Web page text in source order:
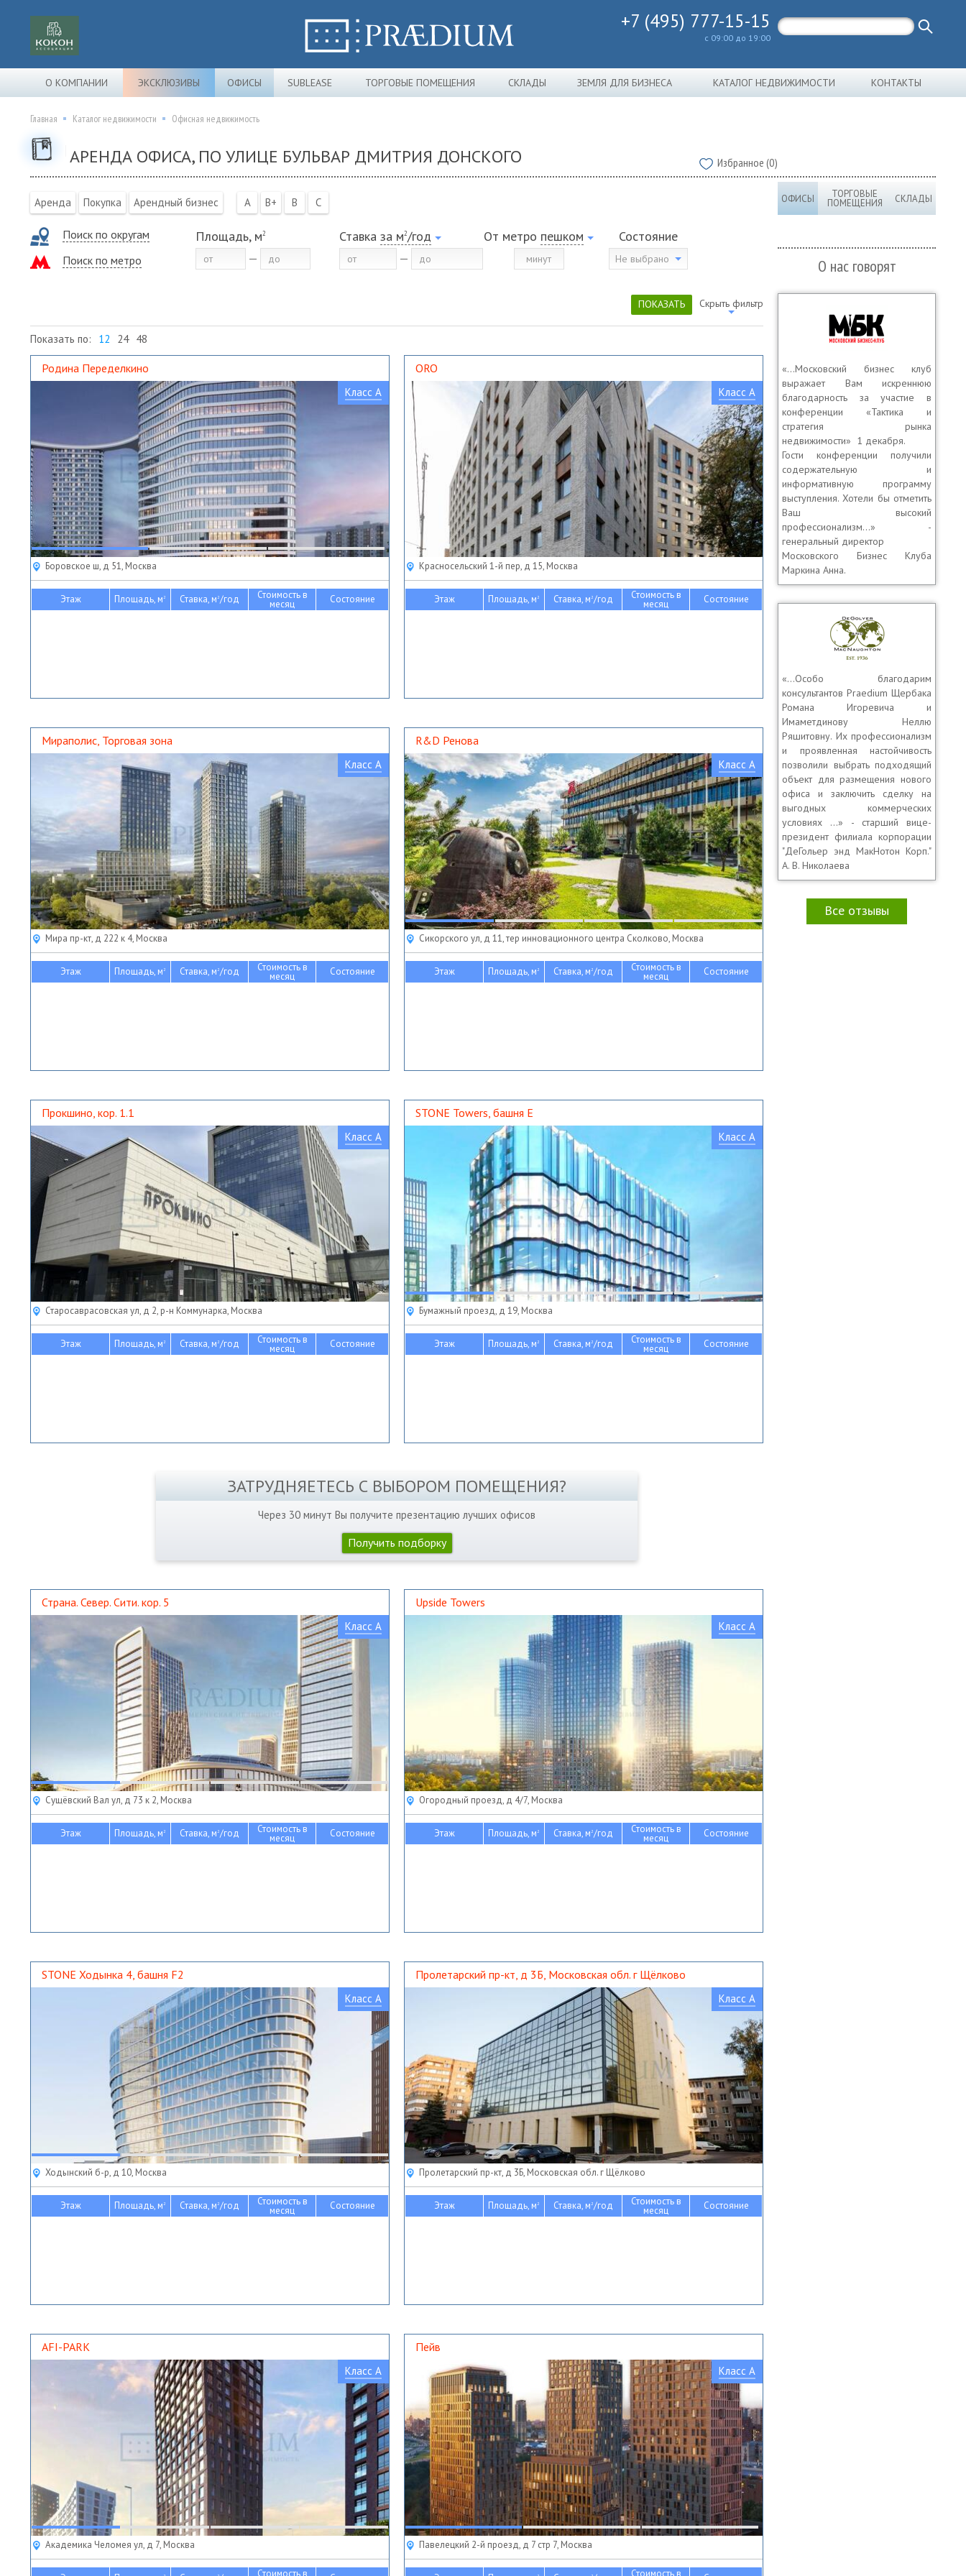
+7 (495) 777-15-15
с 09:00 до 19:00
О КОМПАНИИ ЭКСКЛЮЗИВЫ ОФИСЫ SUBLEASE ТОРГОВЫЕ ПОМЕЩЕНИЯ СКЛАДЫ ЗЕМЛЯ ДЛЯ БИЗНЕСА КАТАЛОГ НЕДВИЖИМОСТИ КОНТАКТЫ
Главная Каталог недвижимости Офисная недвижимость
АРЕНДА ОФИСА, ПО УЛИЦЕ БУЛЬВАР ДМИТРИЯ ДОНСКОГО Избранное (0)
Аренда Покупка Арендный бизнес A B+ B C
Поиск по округам
Поиск по метро
Площадь, м2 Ставка за м2/год От метро пешком Состояние
Не выбрано
ПОКАЗАТЬ Скрыть фильтр
Показать по: 12 24 48
Родина Переделкино
Класс A
Боровское ш, д 51, Москва
Этаж Площадь, м2 Ставка, м2/год Стоимость в
месяц Состояние
ORO
Класс A
Красносельский 1-й пер, д 15, Москва
Этаж Площадь, м2 Ставка, м2/год Стоимость в
месяц Состояние
Мираполис, Торговая зона
Класс A
Мира пр-кт, д 222 к 4, Москва
Этаж Площадь, м2 Ставка, м2/год Стоимость в
месяц Состояние
R&D Ренова
Класс A
Сикорского ул, д 11, тер инновационного центра Сколково, Москва
Этаж Площадь, м2 Ставка, м2/год Стоимость в
месяц Состояние
Прокшино, кор. 1.1
Класс A
Старосаврасовская ул, д 2, р-н Коммунарка, Москва
Этаж Площадь, м2 Ставка, м2/год Стоимость в
месяц Состояние
STONE Towers, башня Е
Класс A
Бумажный проезд, д 19, Москва
Этаж Площадь, м2 Ставка, м2/год Стоимость в
месяц Состояние
ЗАТРУДНЯЕТЕСЬ С ВЫБОРОМ ПОМЕЩЕНИЯ?
Через 30 минут Вы получите презентацию лучших офисов
Получить подборку
Страна. Север. Сити. кор. 5
Класс A
Сущёвский Вал ул, д 73 к 2, Москва
Этаж Площадь, м2 Ставка, м2/год Стоимость в
месяц Состояние
Upside Towers
Класс A
Огородный проезд, д 4/7, Москва
Этаж Площадь, м2 Ставка, м2/год Стоимость в
месяц Состояние
STONE Ходынка 4, башня F2
Класс A
Ходынский б-р, д 10, Москва
Этаж Площадь, м2 Ставка, м2/год Стоимость в
месяц Состояние
Пролетарский пр-кт, д 3Б, Московская обл. г Щёлково
Класс A
Пролетарский пр-кт, д 3Б, Московская обл. г Щёлково
Этаж Площадь, м2 Ставка, м2/год Стоимость в
месяц Состояние
AFI-PARK
Класс A
Академика Челомея ул, д 7, Москва
Стоимость в
Пейв
Класс A
Павелецкий 2-й проезд, д 7 стр 7, Москва
Стоимость в
ОФИСЫ ТОРГОВЫЕ
ПОМЕЩЕНИЯ СКЛАДЫ
О нас говорят
«…Московский бизнес клуб
выражает Вам искреннюю
благодарность за участие в
конференции «Тактика и
стратегия рынка
недвижимости» 1 декабря.
Гости конференции получили
содержательную и
информативную программу
выступления. Хотели бы отметить
Ваш высокий
профессионализм…» -
генеральный директор
Московского Бизнес Клуба
Маркина Анна.
«…Особо благодарим
консультантов Praedium Щербака
Романа Игоревича и
Имаметдинову Неллю
Ряшитовну. Их профессионализм
и проявленная настойчивость
позволили выбрать подходящий
объект для размещения нового
офиса и заключить сделку на
выгодных коммерческих
условиях …» - старший вице-
президент филиала корпорации
"ДеГольер энд МакНотон Корп."
А. В. Николаева
Все отзывы